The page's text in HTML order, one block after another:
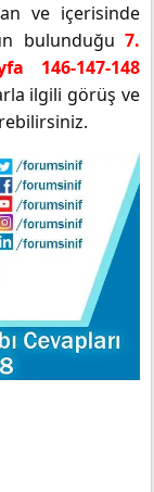
ve içerisinde
bulunduğu7.
146-147-148
ilgili görüş ve